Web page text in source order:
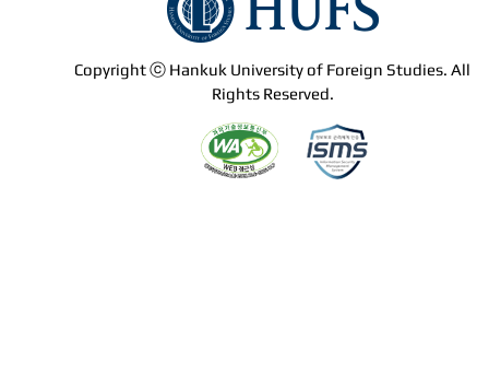
Copyright ⓒ Hankuk University of Foreign Studies. All
Rights Reserved.